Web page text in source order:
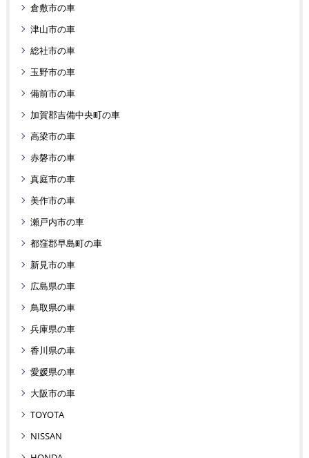
倉敷市の車
津山市の車
総社市の車
玉野市の車
備前市の車
加賀郡吉備中央町の車
高梁市の車
赤磐市の車
真庭市の車
美作市の車
瀬戸内市の車
都窪郡早島町の車
新見市の車
広島県の車
鳥取県の車
兵庫県の車
香川県の車
愛媛県の車
大阪市の車
TOYOTA
NISSAN